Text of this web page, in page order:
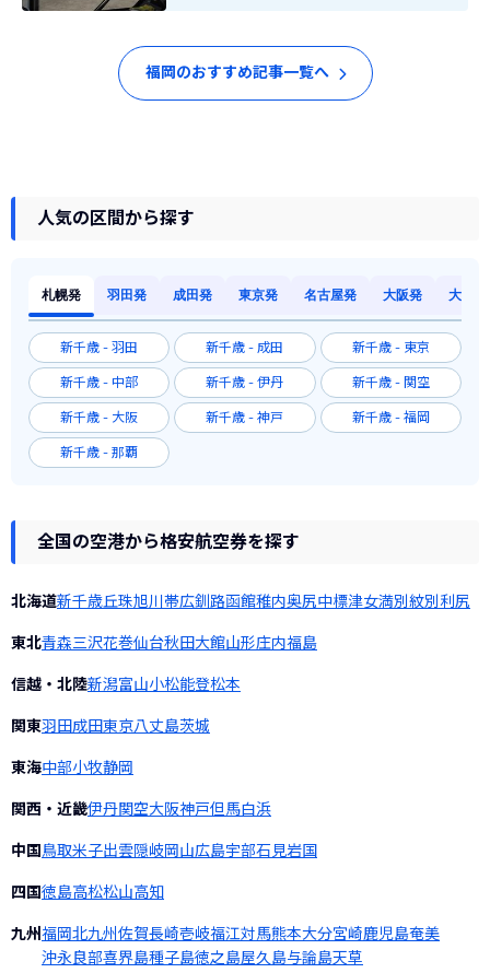
福岡のおすすめ記事一覧へ
人気の区間から探す
札幌発 羽田発 成田発 東京発 名古屋発 大阪発 大阪発
新千歳 - 羽田 新千歳 - 成田 新千歳 - 東京
新千歳 - 中部 新千歳 - 伊丹 新千歳 - 関空
新千歳 - 大阪 新千歳 - 神戸 新千歳 - 福岡
新千歳 - 那覇
全国の空港から格安航空券を探す
北海道新千歳丘珠旭川 帯広釧路函館稚内奥尻中標津女満別 紋別 利尻
東北青森三沢花巻仙台秋田大館山形庄内福島
信越・北陸新潟富山小松能登松本
関東羽田成田東京八丈島茨城
東海中部小牧静岡
関西・近畿伊丹関空大阪神戸但馬白浜
中国鳥取米子出雲隠岐岡山広島宇部石見岩国
四国徳島高松松山高知
九州福岡北九州佐賀長崎壱岐福江対馬熊本大分宮崎鹿児島奄美
沖永良部喜界島種子島徳之島屋久島与論島天草